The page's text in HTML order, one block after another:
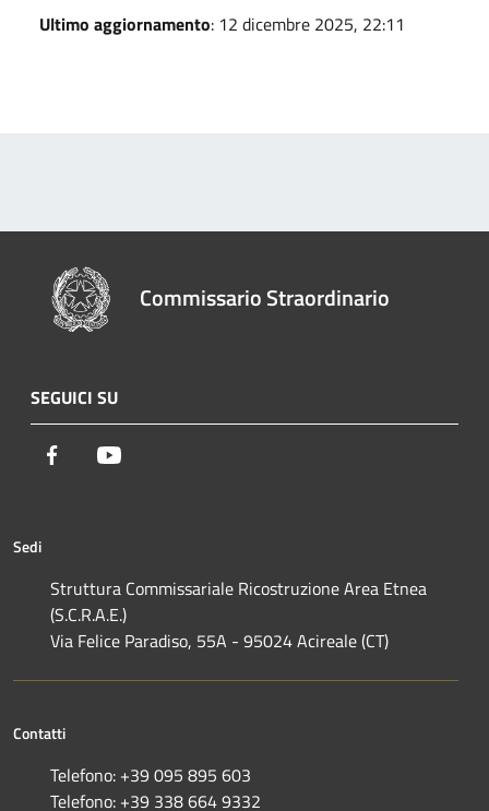
Ultimo aggiornamento: 12 dicembre 2025, 22:11
Commissario Straordinario
SEGUICI SU
Facebook
Sedi
Struttura Commissariale Ricostruzione Area Etnea
(S.C.R.A.E.)
Via Felice Paradiso, 55A - 95024 Acireale (CT)
Contatti
Telefono: +39 095 895 603
Telefono: +39 338 664 9332